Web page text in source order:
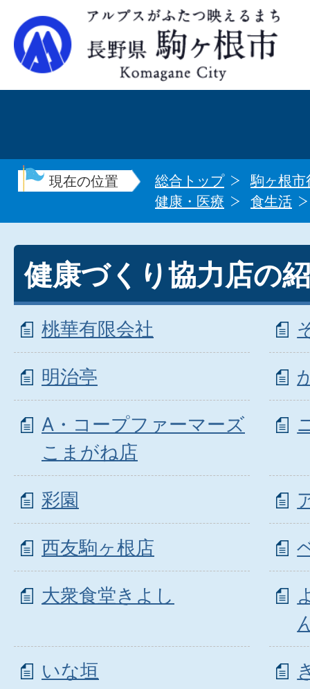
現在の位置 総合トップ
駒ヶ根市
健康・医療
食生活
健康づくり協力店の
桃華有限会社
明治亭
A・コープファーマーズ
こまがね店
彩園
西友駒ヶ根店
大衆食堂きよし
いな垣